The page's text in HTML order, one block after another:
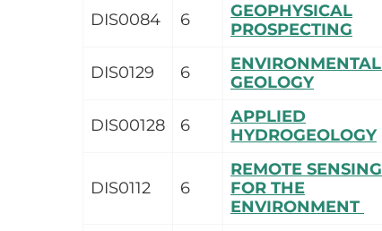
DIS0084 6
GEOPHYSICAL
PROSPECTING
DIS0129 6
ENVIRONMENTAL
GEOLOGY
DIS00128 6
APPLIED
HYDROGEOLOGY
DIS0112 6
REMOTE SENSING
FOR THE
ENVIRONMENT